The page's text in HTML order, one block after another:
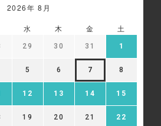
2026年 8月
水 木 金 土
29 30 31 1
5 6 7 8
12 13 14 15
19 20 21 22